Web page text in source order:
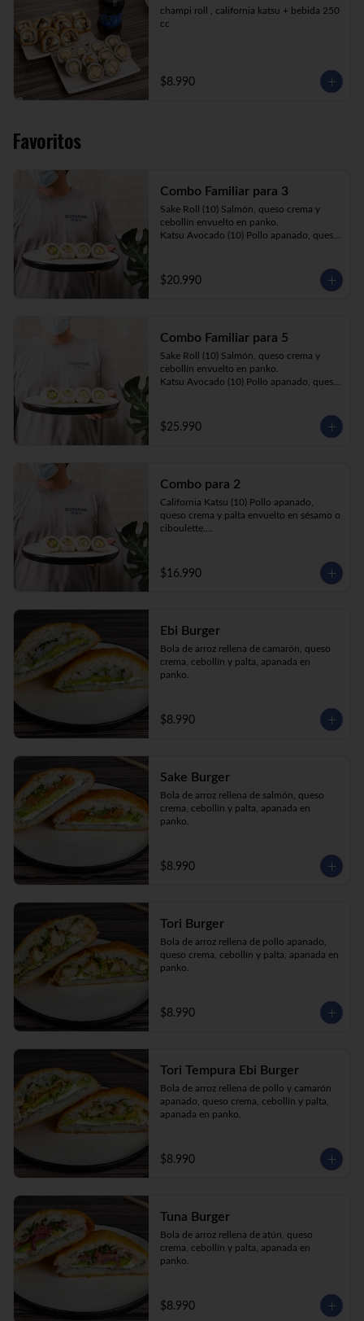
champi roll , california katsu + bebida 250
cc
$8.990
Favoritos
Combo Familiar para 3
Sake Roll (10) Salmón, queso crema y
cebollín envuelto en panko.
Katsu Avocado (10) Pollo apanado, queso
y palta envuelta en sésamo o ciboulette.
Gyosas a elección (5u) + Bebida 1.5lt a
**Imagen Referencial**
$20.990
Combo Familiar para 5
Sake Roll (10) Salmón, queso crema y
cebollín envuelto en panko.
Katsu Avocado (10) Pollo apanado, queso
cebollín, envuelto en ciboulette o sesamo.
Tempura ebi avocado (10) Camarón
queso crema y palta envuelto en sésamo o
ciboulette.
Gyosas a elección (5u) + Bebida 1.5lt a
elección
**Imagen Referencial**
$25.990
Combo para 2
California Katsu (10) Pollo apanado,
queso crema y palta envuelto en sésamo o
ciboulette.
en palta.
Gyosas a elección  (5u)  + 2 bebidas
**Imagen Referencial**
$16.990
Ebi Burger
Bola de arroz rellena de camarón, queso
crema, cebollín y palta, apanada en
panko.
$8.990
Sake Burger
Bola de arroz rellena de salmón, queso
crema, cebollín y palta, apanada en
panko.
$8.990
Tori Burger
Bola de arroz rellena de pollo apanado,
queso crema, cebollín y palta, apanada en
panko.
$8.990
Tori Tempura Ebi Burger
Bola de arroz rellena de pollo y camarón
apanado, queso crema, cebollín y palta,
apanada en panko.
$8.990
Tuna Burger
Bola de arroz rellena de atún, queso
crema, cebollín y palta, apanada en
panko.
$8.990